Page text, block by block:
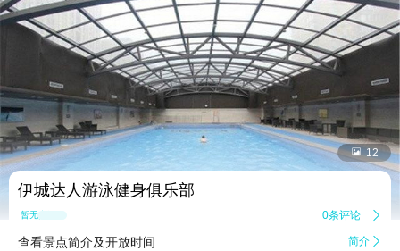
 12
伊城达人游泳健身俱乐部
暂无点评 0条评论 
查看景点简介及开放时间 简介 
